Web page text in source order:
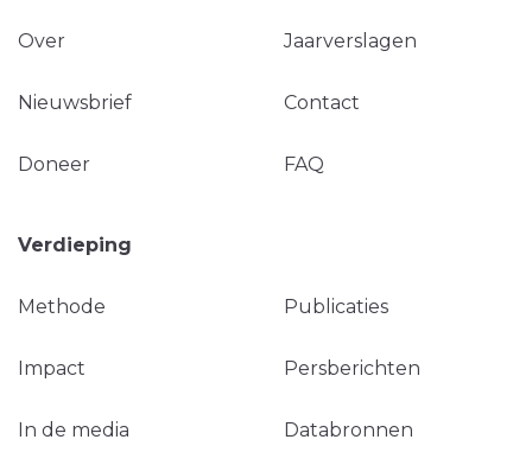
Over Jaarverslagen
Nieuwsbrief Contact
Doneer FAQ
Verdieping
Methode Publicaties
Impact Persberichten
In de media Databronnen